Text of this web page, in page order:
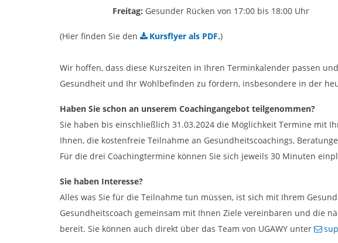
Freitag: Gesunder Rücken von 17:00 bis 18:00 Uhr
(Hier finden Sie den Kursflyer als PDF.)
Wir hoffen, dass diese Kurszeiten in Ihren Terminkalender passen
Gesundheit und Ihr Wohlbefinden zu fördern, insbesondere in der
Haben Sie schon an unserem Coachingangebot teilgenommen?
Sie haben bis einschließlich 31.03.2024 die Möglichkeit Termine mit
Ihnen, die kostenfreie Teilnahme an Gesundheitscoachings,
Für die drei Coachingtermine können Sie sich jeweils 30 Minuten
Sie haben Interesse?
Alles was Sie für die Teilnahme tun müssen, ist sich mit Ihrem
Gesundheitscoach gemeinsam mit Ihnen Ziele vereinbaren und die
bereit. Sie können auch direkt über das Team von UGAWY unter